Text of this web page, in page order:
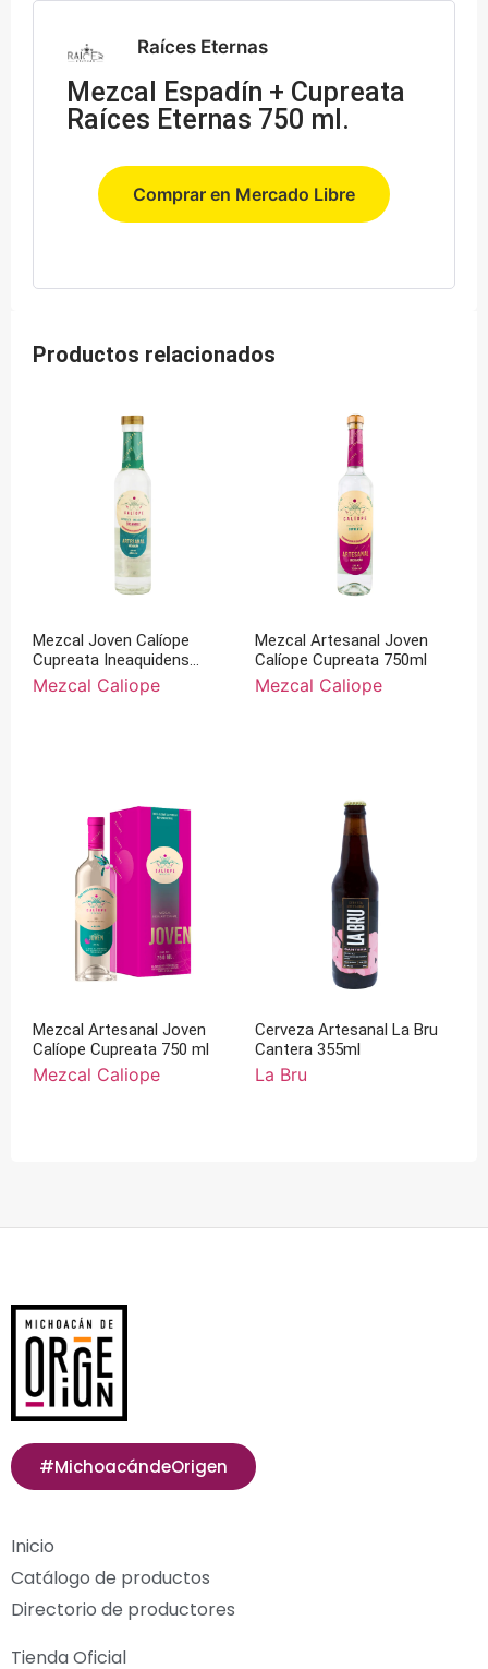
Raíces Eternas
Mezcal Espadín + Cupreata
Raíces Eternas 750 ml.
Comprar en Mercado Libre
Productos relacionados
Mezcal Joven Calíope
Cupreata Ineaquidens
250ml
Mezcal Caliope
Mezcal Artesanal Joven
Calíope Cupreata 750ml
Mezcal Caliope
Mezcal Artesanal Joven
Calíope Cupreata 750 ml
Mezcal Caliope
Cerveza Artesanal La Bru
Cantera 355ml
La Bru
#MichoacándeOrigen
Inicio
Catálogo de productos
Directorio de productores
Tienda Oficial